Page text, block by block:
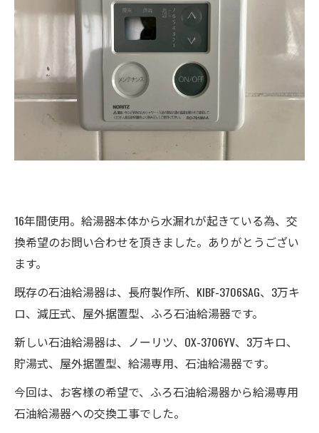
16年間使用。給湯器本体から水漏れが起きている為、交
換希望のお問い合わせを頂きました。ありがとうござい
ます。
既存の石油給湯器は、長府製作所、KIBF-3706SAG、3万キ
ロ、減圧式、屋外据置型、ふろ石油給湯器です。
新しい石油給湯器は、ノーリツ、OX-3706YV、3万キロ、
貯湯式、屋外据置型、給湯専用、石油給湯器です。
今回は、お客様の希望で、ふろ石油給湯器から給湯専用
石油給湯器への交換工事でした。